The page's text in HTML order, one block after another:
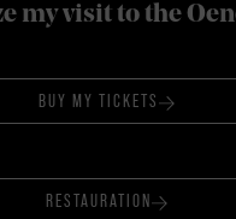
my visit to the
BUY MY TICKETS
RESTAURATION